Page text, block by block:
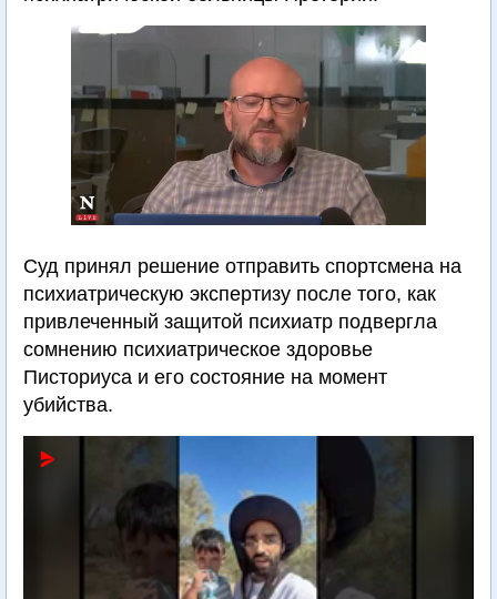
Суд принял решение отправить спортсмена на
психиатрическую экспертизу после того, как
привлеченный защитой психиатр подвергла
сомнению психиатрическое здоровье
Писториуса и его состояние на момент
убийства.